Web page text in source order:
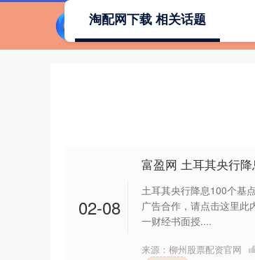
淘配网下载 相关话题
02-08
富盈网 土耳其央行
土耳其央行降息100个基
广告合作，请点击这里此
一财经书面授....
来源：柳州股票配资官网